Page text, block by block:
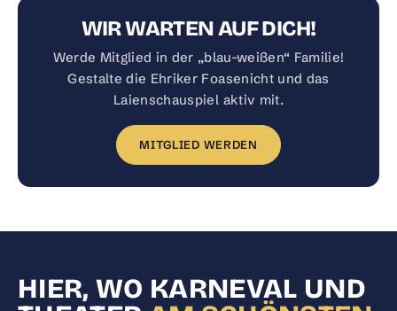
WIR WARTEN AUF DICH!
Werde Mitglied in der „blau-weißen“ Familie!
Gestalte die Ehriker Foasenicht und das
Laienschauspiel aktiv mit.
MITGLIED WERDEN
HIER, WO KARNEVAL UND